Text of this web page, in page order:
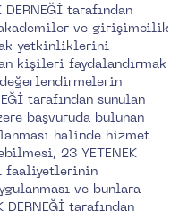
DERNEĞİ tarafından
ve girişimcilik
yetkinliklerini
kişileri faydalandırmak
tarafından sunulan
başvuruda bulunan
halinde hizmet
23 YETENEK
faaliyetlerinin
ve bunlara
DERNEĞİ tarafından